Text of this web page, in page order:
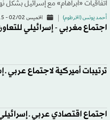
اتفاقيات «أبراهام» مع إسرائيل بشكل
أحمد يونس (الخرطوم) الخميس 02/02 - 19:15
اجتماع مغربي - إسرائيلي
ترتيبات أميركية لاجتماع عربي ـ